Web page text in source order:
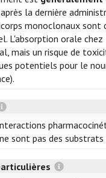
la dernière
monoclonaux sont
L'absorption orale
mais un risque de
potentiels pour le
sont pas des